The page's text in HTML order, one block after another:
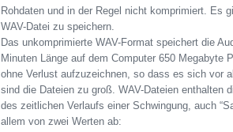
Rohdaten und in der Regel nicht komprimiert. Es
WAV-Datei zu speichern.
Das unkomprimierte WAV-Format speichert die
Minuten Länge auf dem Computer 650 Megabyte
ohne Verlust aufzuzeichnen, so dass es sich vor
sind die Dateien zu groß. WAV-Dateien enthalten
des zeitlichen Verlaufs einer Schwingung, auch
allem von zwei Werten ab: